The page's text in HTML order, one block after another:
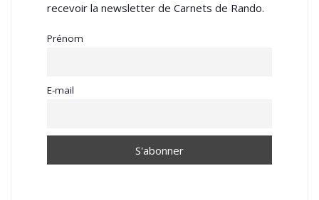
recevoir la newsletter de Carnets de Rando.
Prénom
E-mail